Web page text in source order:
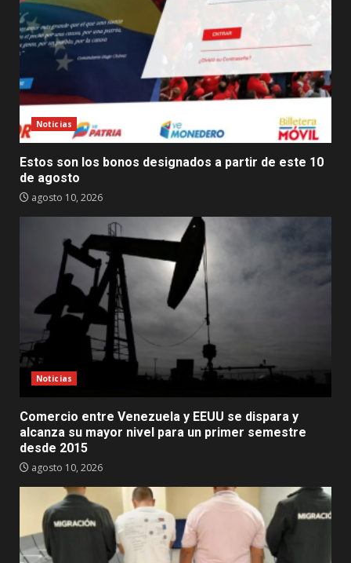
Noticias
Estos son los bonos designados a partir de este 10
de agosto
agosto 10, 2026
Noticias
Comercio entre Venezuela y EEUU se dispara y
alcanza su mayor nivel para un primer semestre
desde 2015
agosto 10, 2026